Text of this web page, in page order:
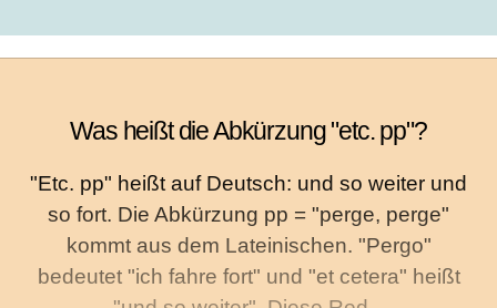
Was heißt die Abkürzung "etc. pp"?
"Etc. pp" heißt auf Deutsch: und so weiter und
so fort. Die Abkürzung pp = "perge, perge"
kommt aus dem Lateinischen. "Pergo"
bedeutet "ich fahre fort" und "et cetera" heißt